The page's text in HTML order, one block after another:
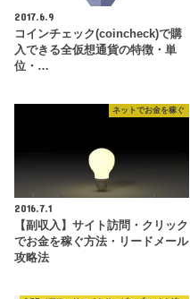
2017.6.9
コインチェック(coincheck)で購
入できる全仮想通貨の特徴・単
位・…
ネットでお金を稼ぐ
2016.7.1
【副収入】サイト訪問・クリック
でお金を稼ぐ方法・リードメール
攻略法